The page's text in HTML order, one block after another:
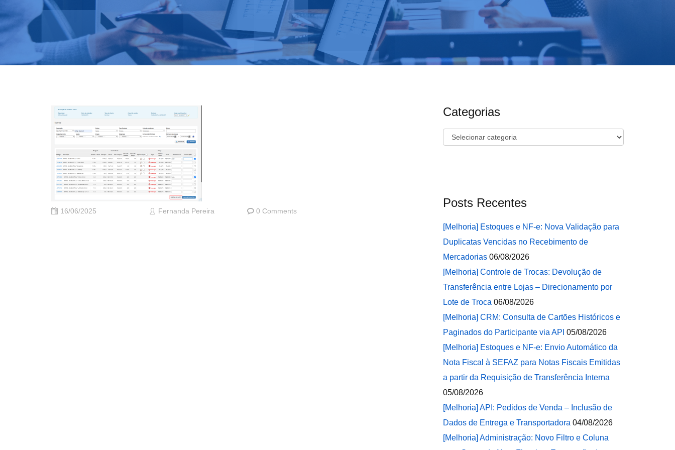
16/06/2025 Fernanda Pereira 0 Comments
Categorias
Categorias
Posts Recentes
[Melhoria] Estoques e NF-e: Nova Validação para
Duplicatas Vencidas no Recebimento de
Mercadorias 06/08/2026
[Melhoria] Controle de Trocas: Devolução de
Transferência entre Lojas – Direcionamento por
Lote de Troca 06/08/2026
[Melhoria] CRM: Consulta de Cartões Históricos e
Paginados do Participante via API 05/08/2026
[Melhoria] Estoques e NF-e: Envio Automático da
Nota Fiscal à SEFAZ para Notas Fiscais Emitidas
a partir da Requisição de Transferência Interna
05/08/2026
[Melhoria] API: Pedidos de Venda – Inclusão de
Dados de Entrega e Transportadora 04/08/2026
[Melhoria] Administração: Novo Filtro e Coluna